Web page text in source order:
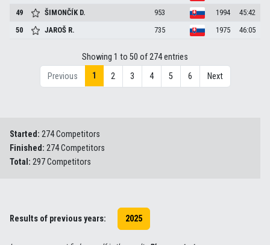
49
ŠIMONČÍK D. 953 1994
45:42
50
JAROŠ R. 735 1975 46:05
Showing 1 to 50 of 274 entries
Previous
1 2 3 4 5 6 Next
Started: 274 Competitors
Finished: 274 Competitors
Total: 297 Competitors
Results of previous years: 2025